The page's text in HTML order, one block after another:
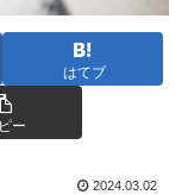
はてブ
ー
2024.03.02